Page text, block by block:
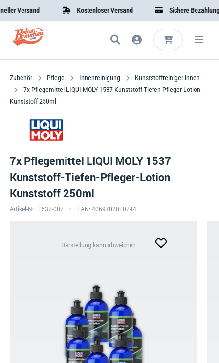
Versand Kostenloser Versand Sichere Bezahlung
Zubehör Pflege Innenreinigung
Kunststoffreiniger innen
7x Pflegemittel LIQUI MOLY 1537 Kunststoff-Tiefen-Pfleger-Lotion
Kunststoff 250ml
7x Pflegemittel LIQUI MOLY 1537
Kunststoff-Tiefen-Pfleger-Lotion
Kunststoff 250ml
Artikel-Nr.: 1537-007 EAN: 4069702010744
Darstellung kann abweichen